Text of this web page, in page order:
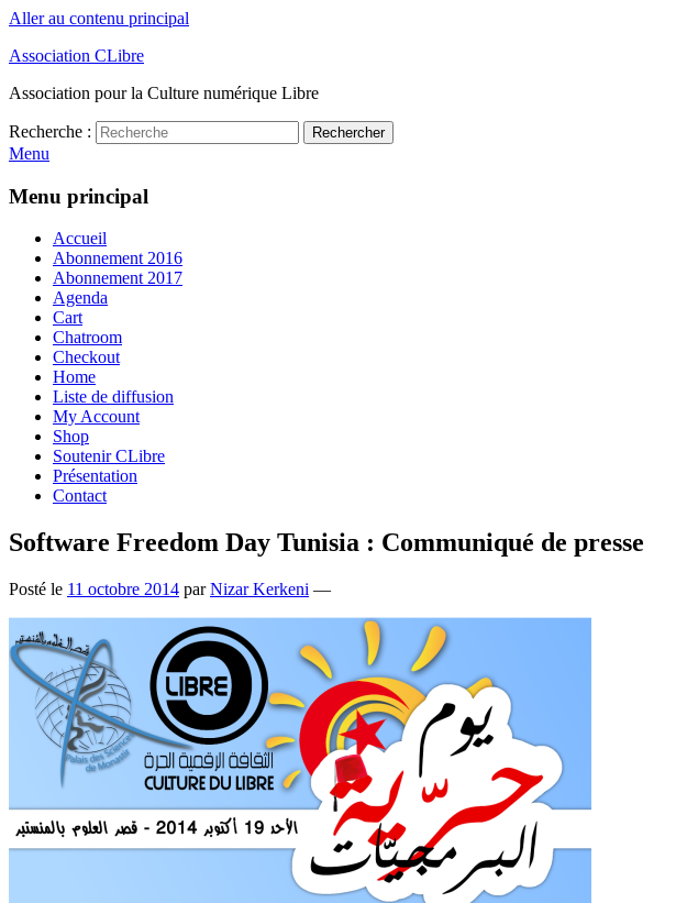
Aller au contenu principal
Association CLibre
Association pour la Culture numérique Libre
Recherche : Rechercher
Menu
Menu principal
Accueil
Abonnement 2016
Abonnement 2017
Agenda
Cart
Chatroom
Checkout
Home
Liste de diffusion
My Account
Shop
Soutenir CLibre
Présentation
Contact
Software Freedom Day Tunisia : Communiqué de presse
Posté le 11 octobre 2014 parNizar Kerkeni —